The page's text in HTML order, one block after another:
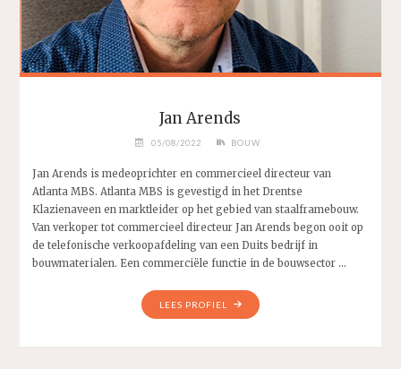
Jan Arends
05/08/2022 BOUW
Jan Arends is medeoprichter en commercieel directeur van
Atlanta MBS. Atlanta MBS is gevestigd in het Drentse
Klazienaveen en marktleider op het gebied van staalframebouw.
Van verkoper tot commercieel directeur Jan Arends begon ooit op
de telefonische verkoopafdeling van een Duits bedrijf in
bouwmaterialen. Een commerciële functie in de bouwsector …
LEES PROFIEL
"JAN
ARENDS"